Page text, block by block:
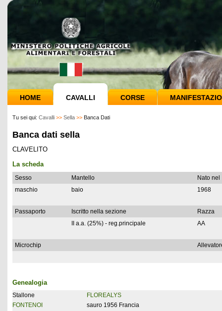
HOME CAVALLI CORSE
Tu sei qui: Cavalli >> Sella >> Banca Dati
Banca dati sella
CLAVELITO
La scheda
Sesso Mantello
Nato nel
maschio
baio 1968
Passaporto Iscritto nella sezione
Razza
II a.a. (25%) - reg.principale
AA
Microchip
Genealogia
Stallone
FONTENOI
FLOREALYS
sauro 1956 Francia